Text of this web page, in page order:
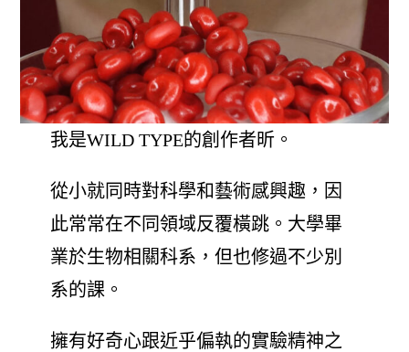
我是WILD TYPE的創作者昕。
從小就同時對科學和藝術感興趣，因
此常常在不同領域反覆橫跳。大學畢
業於生物相關科系，但也修過不少別
系的課。
擁有好奇心跟近乎偏執的實驗精神之